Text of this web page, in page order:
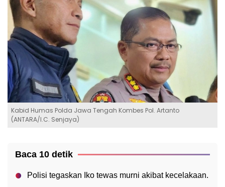
Kabid Humas Polda Jawa Tengah Kombes Pol. Artanto
(ANTARA/I.C. Senjaya)
Baca 10 detik
Polisi tegaskan Iko tewas murni akibat kecelakaan.